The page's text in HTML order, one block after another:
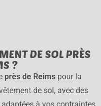
DE SOL PRÈS
?
près de Reimspour la
de sol, avec des